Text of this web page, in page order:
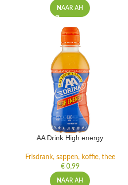
NAAR AH
AA Drink High energy
Frisdrank, sappen, koffie, thee
€0,99
NAAR AH